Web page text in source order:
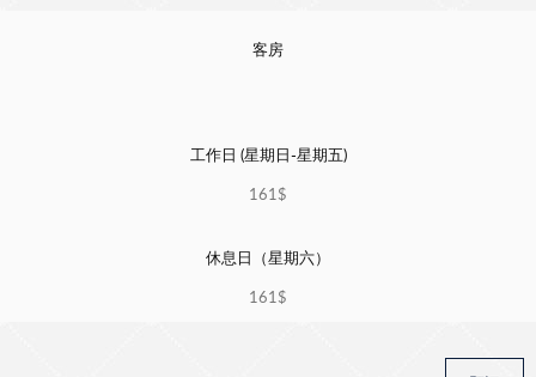
客房
工作日 (星期日-星期五)
161$
休息日（星期六）
161$